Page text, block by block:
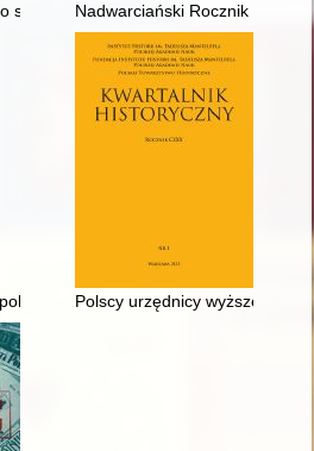
sędzim ziemskim zatorskim Janie
Nadwarciański Rocznik
obozu narodowego : całość w
Polscy urzędnicy wyższego